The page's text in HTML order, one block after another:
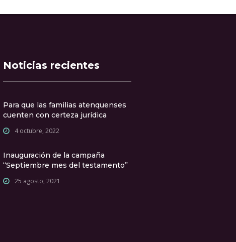
Noticias recientes
Para que las familias atenquenses
cuenten con certeza jurídica
4 octubre, 2022
Inauguración de la campaña
“Septiembre mes del testamento”
25 agosto, 2021